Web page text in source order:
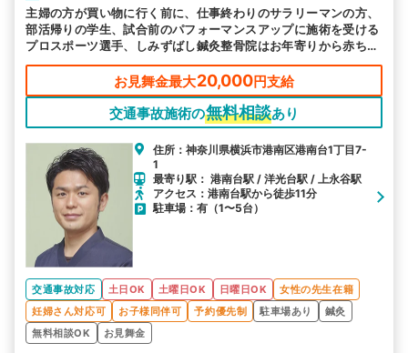
主婦の方が買い物に行く前に、仕事終わりのサラリーマンの方、
部活帰りの学生、試合前のパフォーマンスアップに施術を受ける
プロスポーツ選手、しみずばし鍼灸整骨院はお年寄りから赤ちゃ
んまで、男性からも女性からも来院いただいております。
お見舞金最大20,000円支給
交通事故施術の無料相談あり
住所：神奈川県横浜市港南区港南台1丁目7-
1
最寄り駅： 港南台駅 / 洋光台駅 / 上永谷駅
アクセス：港南台駅から徒歩11分
駐車場：有（1〜5台）
交通事故対応 土日OK 土曜日OK 日曜日OK
女性の先生在籍
妊婦さん対応可
お子様同伴可 予約優先制 駐車場あり
鍼灸
無料相談OK
お見舞金